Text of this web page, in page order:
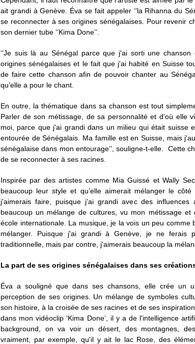
ait grandi à Genève. Éva se fait appeler ‘’la Rihanna du
se reconnecter à ses origines sénégalaises. Pour revenir
son dernier tube ‘’Kima Done’’.
‘’Je suis là au Sénégal parce que j'ai sorti une
origines sénégalaises et le fait que j'ai habité en Suisse
de faire cette chanson afin de pouvoir chanter au
qu’elle a pour le chant.
En outre, la thématique dans sa chanson est tout
Parler de son métissage, de sa personnalité et d’où elle
moi, parce que j'ai grandi dans un milieu qui était suisse
entourée de Sénégalais. Ma famille est en Suisse, mais
sénégalaise dans mon entourage’’, souligne-t-elle. Cette
de se reconnecter à ses racines.
Inspirée par des artistes comme Mia Guissé et Wally
beaucoup leur style et qu’elle aimerait mélanger le côté
j'aimerais faire, puisque j'ai grandi avec des influences
beaucoup un mélange de cultures, vu mon métissage
école internationale. La musique, je la vois un peu comme
mélanger. Puisque j'ai grandi à Genève, je ne ferais
traditionnelle, mais par contre, j'aimerais beaucoup la
La part de ses origines sénégalaises dans ses
Éva a souligné que dans ses chansons, elle crée un
perception de ses origines. Un mélange de symboles
son histoire, à la croisée de ses racines et de ses
dans mon vidéoclip ‘Kima Done’, il y a de l'intelligence
background, on va voir un désert, des montagnes,
vraiment, par exemple, qu'il y ait le lac Rose, des